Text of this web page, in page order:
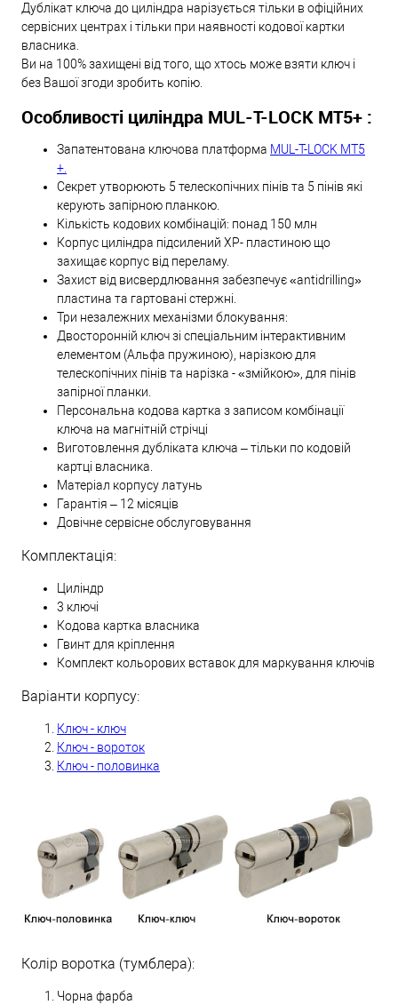
Дублікат ключа до циліндра нарізується тільки в офіційних
сервісних центрах і тільки при наявності кодової картки
власника.
Ви на 100% захищені від того, що хтось може взяти ключ і
без Вашої згоди зробить копію.
Особливості циліндра MUL-T-LOCK МТ5+ :
Запатентована ключова платформа MUL-T-LOCK МТ5
+.
Секрет утворюють 5 телескопічних пінів та 5 пінів які
керують запірною планкою.
Кількість кодових комбінацій: понад 150 млн
Корпус циліндра підсилений XP- пластиною що
захищає корпус від переламу.
Захист від висвердлювання забезпечує «antidrilling»
пластина та гартовані стержні.
Три незалежних механізми блокування:
Двосторонній ключ зі спеціальним інтерактивним
елементом (Альфа пружиною), нарізкою для
телескопічних пінів та нарізка - «змійкою», для пінів
запірної планки.
Персональна кодова картка з записом комбінації
ключа на магнітній стрічці
Виготовлення дубліката ключа – тільки по кодовій
картці власника.
Матеріал корпусу латунь
Гарантія – 12 місяців
Довічне сервісне обслуговування
Комплектація:
Циліндр
3 ключі
Кодова картка власника
Гвинт для кріплення
Комплект кольорових вставок для маркування ключів
Варіанти корпусу:
Ключ - ключ
Ключ - вороток
Ключ - половинка
Колір воротка (тумблера):
Чорна фарба